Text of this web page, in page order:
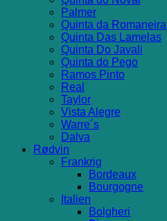
Palmer
Quinta da Romaneira
Quinta Das Lamelas
Quinta Do Javali
Quinta do Pego
Ramos Pinto
Real
Taylor
Vista Alegre
Warre´s
Dalva
Rødvin
Frankrig
Bordeaux
Bourgogne
Italien
Bolgheri